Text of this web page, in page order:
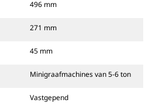
496 mm
271 mm
45 mm
Minigraafmachines van 5-6 ton
Vastgepend